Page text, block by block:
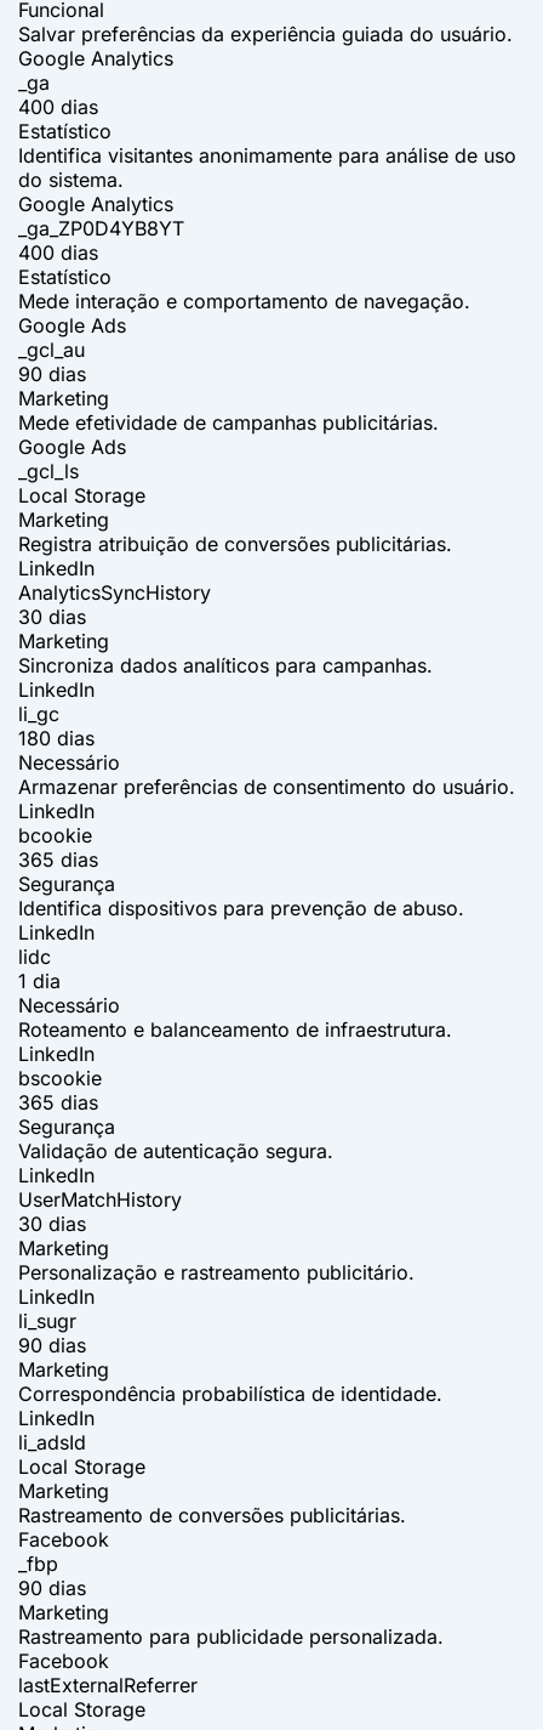
Funcional
Salvar preferências da experiência guiada do usuário.
Google Analytics
_ga
400 dias
Estatístico
Identifica visitantes anonimamente para análise de uso
do sistema.
Google Analytics
_ga_ZP0D4YB8YT
400 dias
Estatístico
Mede interação e comportamento de navegação.
Google Ads
_gcl_au
90 dias
Marketing
Mede efetividade de campanhas publicitárias.
Google Ads
_gcl_ls
Local Storage
Marketing
Registra atribuição de conversões publicitárias.
LinkedIn
AnalyticsSyncHistory
30 dias
Marketing
Sincroniza dados analíticos para campanhas.
LinkedIn
li_gc
180 dias
Necessário
Armazenar preferências de consentimento do usuário.
LinkedIn
bcookie
365 dias
Segurança
Identifica dispositivos para prevenção de abuso.
LinkedIn
lidc
1 dia
Necessário
Roteamento e balanceamento de infraestrutura.
LinkedIn
bscookie
365 dias
Segurança
Validação de autenticação segura.
LinkedIn
UserMatchHistory
30 dias
Marketing
Personalização e rastreamento publicitário.
LinkedIn
li_sugr
90 dias
Marketing
Correspondência probabilística de identidade.
LinkedIn
li_adsId
Local Storage
Marketing
Rastreamento de conversões publicitárias.
Facebook
_fbp
90 dias
Marketing
Rastreamento para publicidade personalizada.
Facebook
lastExternalReferrer
Local Storage